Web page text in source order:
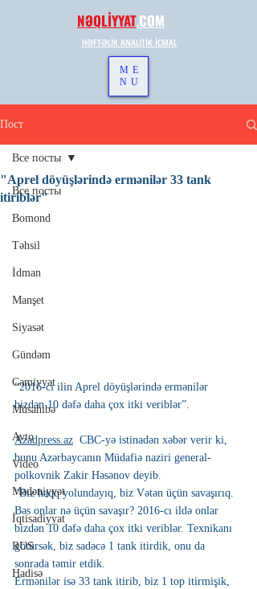
NƏQLİYYAT.COM
HƏFTƏLİK ANALİTİK İCMAL
ME
NU
Пост
Все посты
Bomond
Təhsil
İdman
Manşet
Siyasət
Gündəm
Cəmiyyət
Müsahibə
Avto
Video
Mədəniyyət
İqtisadiyyat
RUS
Hadisə
Все посты
"Aprel döyüşlərində ermənilər 33 tank
itiriblər"
“2016-cı ilin Aprel döyüşlərində ermənilər
bizdən 10 dəfə daha çox itki veriblər”.
Azadpress.az CBC-yə istinadən xəbər verir ki,
bunu Azərbaycanın Müdafiə naziri general-
polkovnik Zakir Həsənov deyib.
“Biz haqq yolundayıq, biz Vətən üçün savaşırıq.
Bəs onlar nə üçün savaşır? 2016-cı ildə onlar
bizdən 10 dəfə daha çox itki veriblər. Texnikanı
götürsək, biz sadəcə 1 tank itirdik, onu da
sonrada təmir etdik.
Ermənilər isə 33 tank itirib, biz 1 top itirmişik,